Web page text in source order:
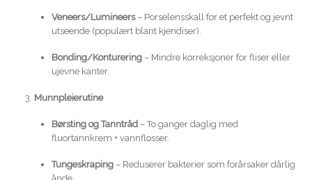
Veneers/Lumineers– Porselensskall for et perfekt og jevnt
utseende (populært blant kjendiser).
Bonding/Konturering– Mindre korreksjoner for fliser eller
ujevne kanter.
Munnpleierutine
Børsting og Tanntråd– To ganger daglig med
fluortannkrem + vannflosser.
Tungeskraping– Reduserer bakterier som forårsaker dårlig